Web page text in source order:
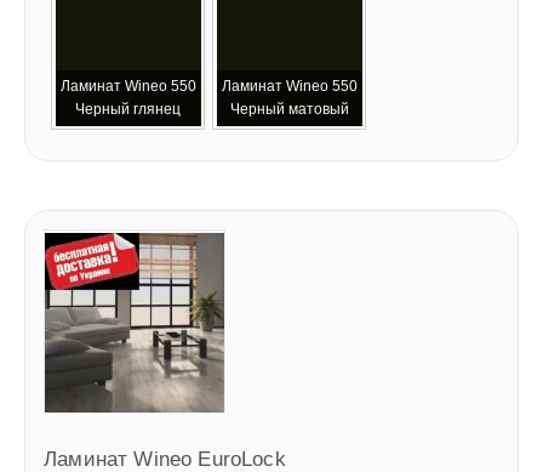
Ламинат Wineo 550
Черный глянец
Ламинат Wineo 550
Черный матовый
Ламинат Wineo EuroLock